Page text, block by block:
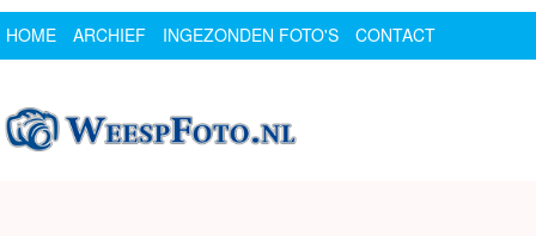
HOME ARCHIEF INGEZONDEN FOTO'S
CONTACT